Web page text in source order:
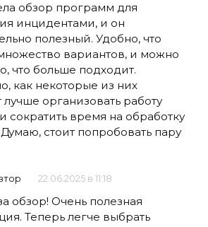
обзор программ для
инцидентами, и он
полезный. Удобно, что
вариантов, и можно
что больше подходит.
как некоторые из них
организовать работу
сократить время на обработку
стоит попробовать пару
22.06.2025 в 11:18
обзор! Очень полезная
Теперь легче выбрать